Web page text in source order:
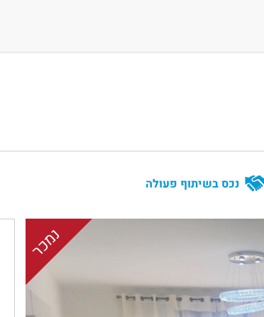
נכס בשיתוף פעולה
נמכר